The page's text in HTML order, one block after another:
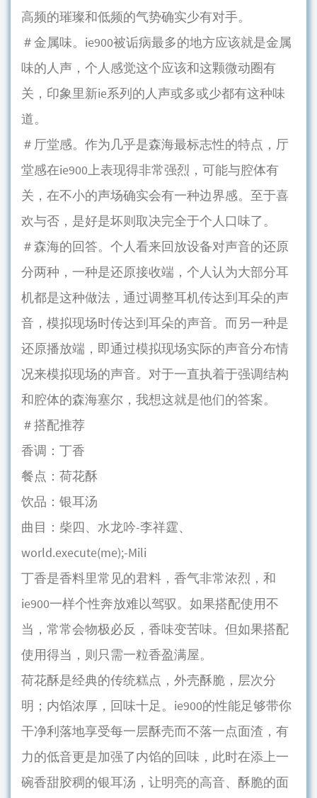
高频的璀璨和低频的气势确实少有对手。
＃金属味。ie900被诟病最多的地方应该就是金属
味的人声，个人感觉这个应该和这颗微动圈有
关，印象里新ie系列的人声或多或少都有这种味
道。
＃厅堂感。作为几乎是森海最标志性的特点，厅
堂感在ie900上表现得非常强烈，可能与腔体有
关，在不小的声场确实会有一种边界感。至于喜
欢与否，是好是坏则取决完全于个人口味了。
＃森海的回答。个人看来回放设备对声音的还原
分两种，一种是还原接收端，个人认为大部分耳
机都是这种做法，通过调整耳机传达到耳朵的声
音，模拟现场时传达到耳朵的声音。而另一种是
还原播放端，即通过模拟现场实际的声音分布情
况来模拟现场的声音。对于一直执着于强调结构
和腔体的森海塞尔，我想这就是他们的答案。
＃搭配推荐
香调：丁香
餐点：荷花酥
饮品：银耳汤
曲目：柴四、水龙吟-李祥霆、
world.execute(me);-Mili
丁香是香料里常见的君料，香气非常浓烈，和
ie900一样个性奔放难以驾驭。如果搭配使用不
当，常常会物极必反，香味变苦味。但如果搭配
使用得当，则只需一粒香盈满屋。
荷花酥是经典的传统糕点，外壳酥脆，层次分
明；内馅浓厚，回味十足。ie900的性能足够带你
干净利落地享受每一层酥壳而不落一点面渣，有
力的低音更是加强了内馅的回味，此时在添上一
碗香甜胶稠的银耳汤，让明亮的高音、酥脆的面